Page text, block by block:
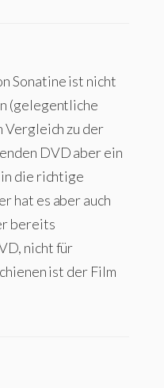
Sonatine ist nicht
(gelegentliche
Vergleich zu der
DVD aber ein
die richtige
hat es aber auch
bereits
nicht für
ist der Film